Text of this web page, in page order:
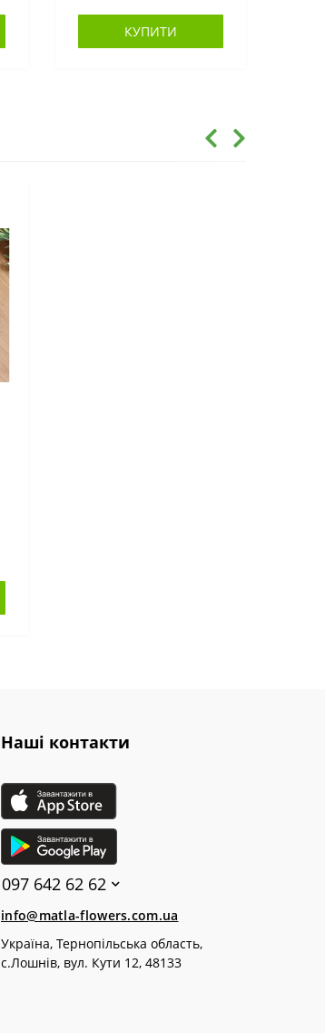
КУПИТИ
Наші контакти
097 642 62 62
info@matla-flowers.com.ua
Україна, Тернопільська область,
с.Лошнів, вул. Кути 12, 48133